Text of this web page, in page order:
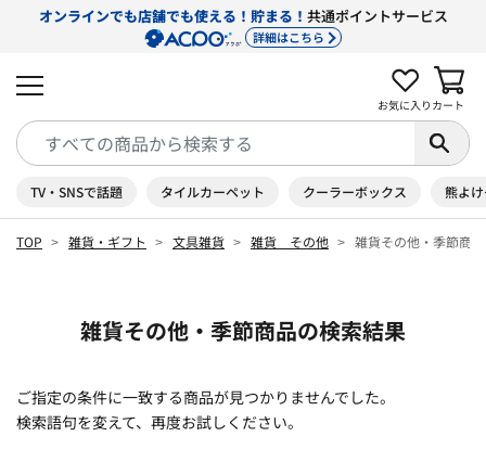
オンラインでも店舗でも使える！貯まる！ 共通ポイントサービス
詳細はこちら
お気に入り カート
TV・SNSで話題 タイルカーペット クーラーボックス 熊よ
TOP 雑貨・ギフト 文具雑貨 雑貨 その他 雑貨その他・季節商品
雑貨その他・季節商品の検索結果
ご指定の条件に一致する商品が見つかりませんでした。
検索語句を変えて、再度お試しください。